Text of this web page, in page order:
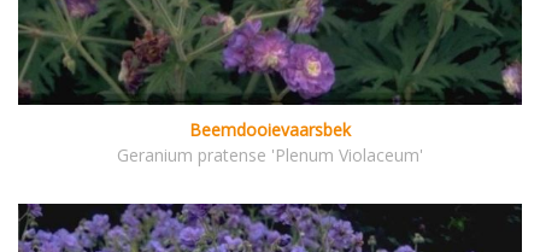
Beemdooievaarsbek
Geranium pratense 'Plenum Violaceum'